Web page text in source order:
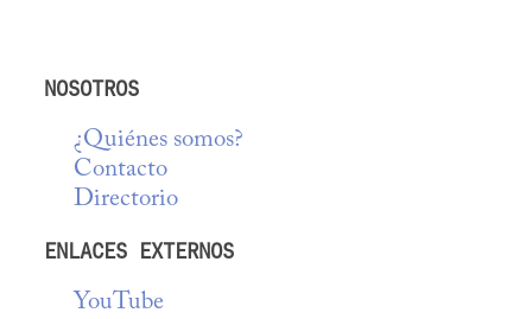
NOSOTROS
¿Quiénes somos?
Contacto
Directorio
ENLACES EXTERNOS
YouTube